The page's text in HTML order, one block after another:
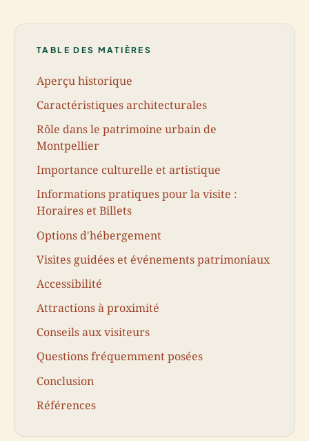
TABLE DES MATIÈRES
Aperçu historique
Caractéristiques architecturales
Rôle dans le patrimoine urbain de
Montpellier
Importance culturelle et artistique
Informations pratiques pour la visite :
Horaires et Billets
Options d'hébergement
Visites guidées et événements patrimoniaux
Accessibilité
Attractions à proximité
Conseils aux visiteurs
Questions fréquemment posées
Conclusion
Références